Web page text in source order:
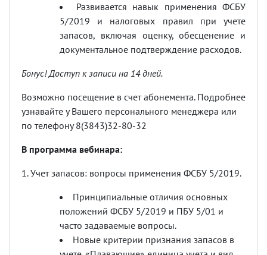
Развивается навык применения ФСБУ
5/2019 и налоговых правил при учете
запасов, включая оценку, обесценение и
документальное подтверждение расходов.
Бонус! Доступ к записи на 14 дней.
Возможно посещение в счет абонемента. Подробнее
узнавайте у Вашего персонального менеджера или
по телефону 8(3843)32-80-32
В программа вебинара:
1. Учет запасов: вопросы применения ФСБУ 5/2019.
Принципиальные отличия основных
положений ФСБУ 5/2019 и ПБУ 5/01 и
часто задаваемые вопросы.
Новые критерии признания запасов в